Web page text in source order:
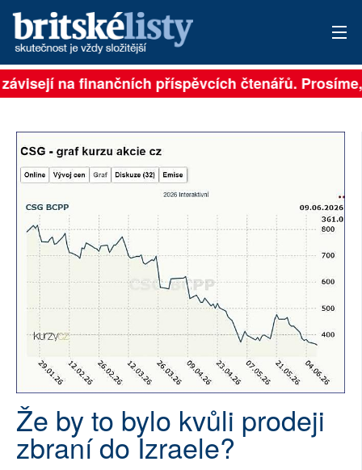
PŘIHLÁSIT
ARCHIV
TÉMATA
NEJČTENĚJŠÍ ZA 7 DNÍ
AUTOŘI
PŘÍSPĚVKY NA PROVOZ
SOCIÁLNÍ SÍTĚ
RUBRIKY
PLNÁ VERZE STRÁNEK
na finančních příspěvcích čtenářů.
Že by to bylo kvůli prodeji
zbraní do Izraele?